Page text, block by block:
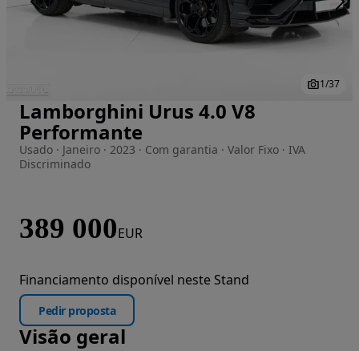
Imagem 1 de 37
1/37
Lamborghini Urus 4.0 V8
Performante
Usado · Janeiro · 2023 · Com garantia · Valor Fixo · IVA
Discriminado
389 000EUR
Financiamento disponível neste Stand
Pedir proposta
Visão geral